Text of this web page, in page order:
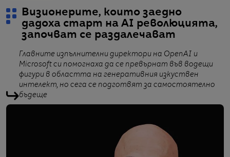
Визионерите, които заедно
дадоха старт на AI революцията,
започват се раздалечават
Главните изпълнителни директори на OpenAI и
Microsoft си помогнаха да се превърнат във водещи
фигури в областта на генеративния изкуствен
интелект, но сега се подготвят за самостоятелно
бъдеще